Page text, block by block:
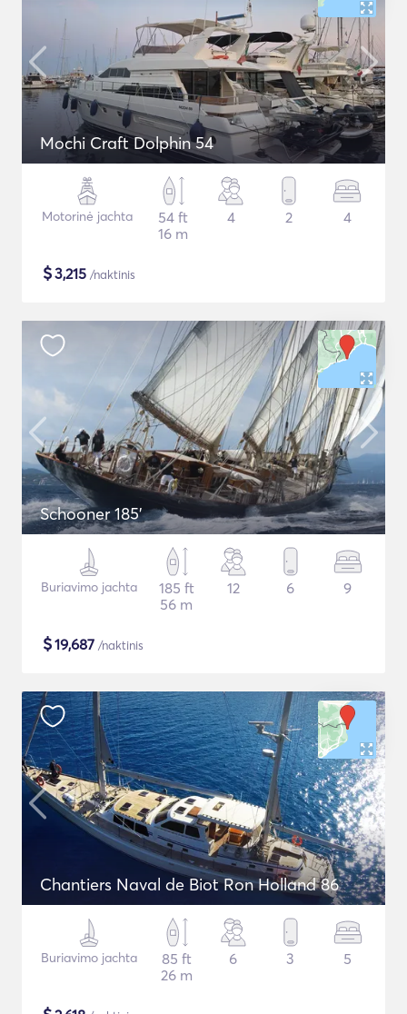
Mochi Craft Dolphin 54
Motorinė jachta
54 ft
16 m
4 2 4
$3,215 /naktinis
Schooner 185'
Buriavimo jachta
185 ft
56 m
12 6 9
$19,687 /naktinis
Chantiers Naval de Biot Ron Holland 86
Buriavimo jachta
85 ft
26 m
6 3 5